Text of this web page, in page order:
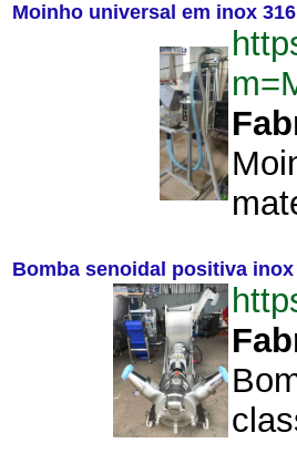
Moinho universal em inox
Bomba senoidal positiva inox